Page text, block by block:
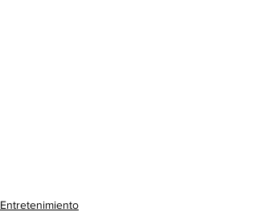
Entretenimiento